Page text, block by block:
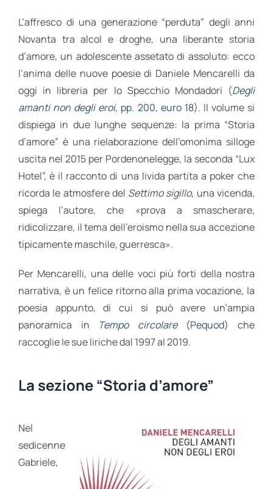
L’affresco di una generazione “perduta” degli anni
Novanta tra alcol e droghe, una liberante storia
d’amore, un adolescente assetato di assoluto: ecco
l’anima delle nuove poesie di Daniele Mencarelli da
oggi in libreria per lo Specchio Mondadori (Degli
amanti non degli eroi, pp. 200, euro 18). Il volume si
dispiega in due lunghe sequenze: la prima “Storia
d’amore” è una rielaborazione dell’omonima silloge
uscita nel 2015 per Pordenonelegge, la seconda “Lux
Hotel”, è il racconto di una livida partita a poker che
ricorda le atmosfere del Settimo sigillo, una vicenda,
spiega l’autore, che «prova a smascherare,
ridicolizzare, il tema dell’eroismo nella sua accezione
tipicamente maschile, guerresca».
Per Mencarelli, una delle voci più forti della nostra
narrativa, è un felice ritorno alla prima vocazione, la
poesia appunto, di cui si può avere un’ampia
panoramica in
Tempo circolare(Pequod)
che
raccoglie le sue liriche dal 1997 al 2019.
La sezione “Storia d’amore”
Nel
sedicenne
Gabriele,